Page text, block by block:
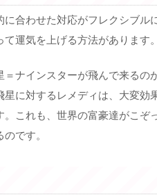
に合わせた対応がフレクシブル
て運気を上げる方法があります
＝ナインスターが飛んで来るの
に対するレメディは、大変効
これも、世界の富豪達がこぞ
です。